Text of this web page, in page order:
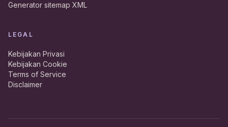
Generator sitemap XML
LEGAL
Kebijakan Privasi
Kebijakan Cookie
Terms of Service
Disclaimer